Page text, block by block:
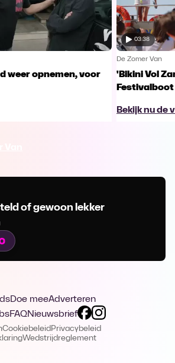
weer opnemen, voor
03:38
De Zomer Van
'Bikini Vol
Festivalboot
Bekijk nu de
of gewoon lekker
Doe meeAdverteren
FAQNieuwsbrief
Cookiebeleid Privacybeleid
Wedstrijdreglement